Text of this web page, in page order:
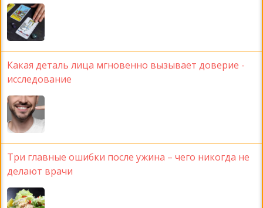
Какая деталь лица мгновенно вызывает доверие -
исследование
Три главные ошибки после ужина – чего никогда не
делают врачи